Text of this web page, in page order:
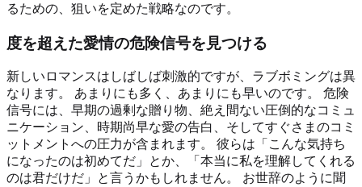
るための、狙いを定めた戦略なのです。
度を超えた愛情の危険信号を見つける
新しいロマンスはしばしば刺激的ですが、ラブボミングは異
なります。 あまりにも多く、あまりにも早いのです。 危険
信号には、早期の過剰な贈り物、絶え間ない圧倒的なコミュ
ニケーション、時期尚早な愛の告白、そしてすぐさまのコミ
ットメントへの圧力が含まれます。 彼らは「こんな気持ち
になったのは初めてだ」とか、「本当に私を理解してくれる
のは君だけだ」と言うかもしれません。 お世辞のように聞